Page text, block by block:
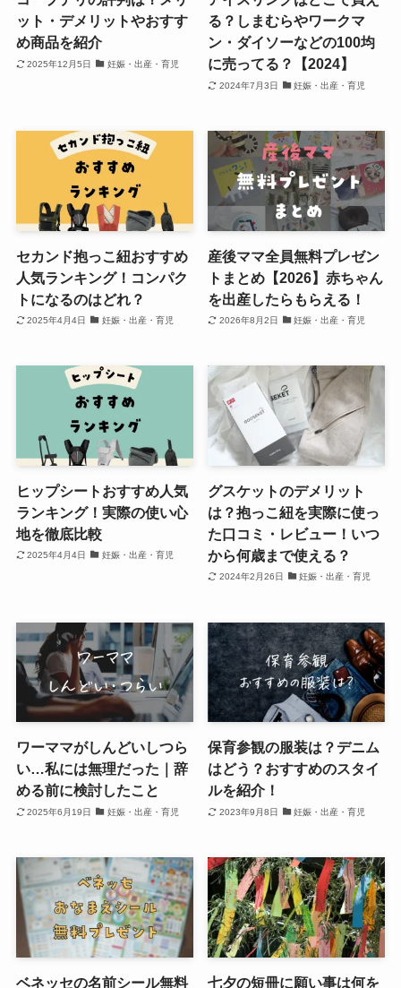
ット・デメリットやおすす
め商品を紹介
2025年12月5日 妊娠・出産・育児
る？しまむらやワークマ
ン・ダイソーなどの100均
に売ってる？【2024】
2024年7月3日 妊娠・出産・育児
セカンド抱っこ紐おすすめ
人気ランキング！コンパク
トになるのはどれ？
2025年4月4日 妊娠・出産・育児
産後ママ全員無料プレゼン
トまとめ【2026】赤ちゃん
を出産したらもらえる！
2026年8月2日 妊娠・出産・育児
ヒップシートおすすめ人気
ランキング！実際の使い心
地を徹底比較
2025年4月4日 妊娠・出産・育児
グスケットのデメリット
は？抱っこ紐を実際に使っ
た口コミ・レビュー！いつ
から何歳まで使える？
2024年2月26日 妊娠・出産・育児
ワーママがしんどいしつら
い…私には無理だった｜辞
める前に検討したこと
2025年6月19日 妊娠・出産・育児
保育参観の服装は？デニム
はどう？おすすめのスタイ
ルを紹介！
2023年9月8日 妊娠・出産・育児
ベネッセの名前シール無料 七夕の短冊に願い事は何を